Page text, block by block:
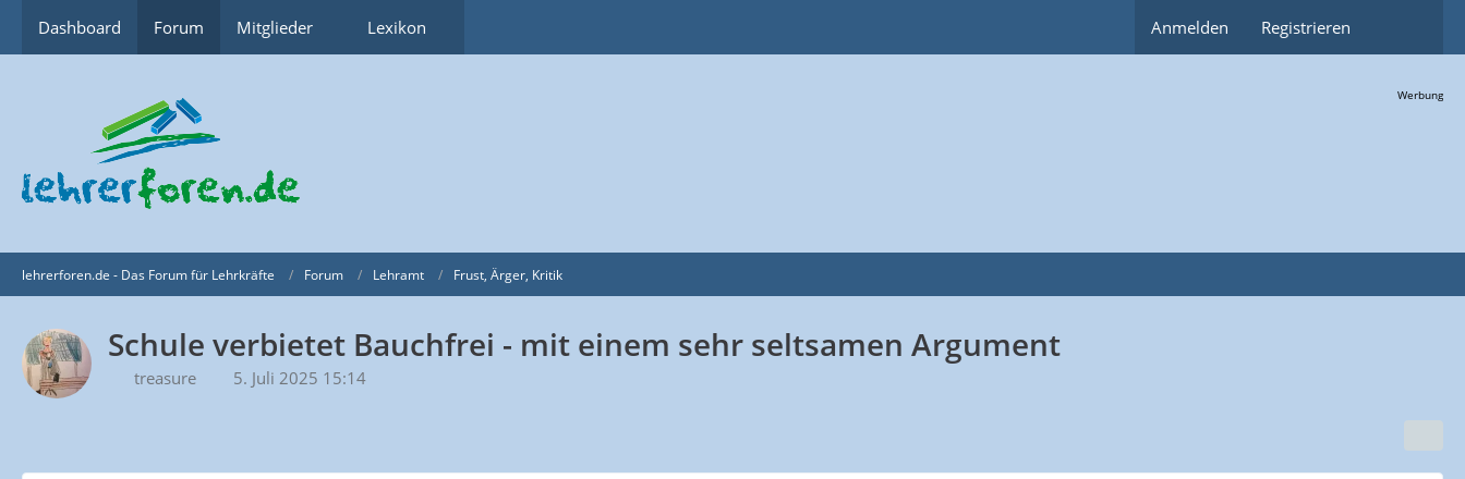
Dashboard Forum Mitglieder Lexikon Anmelden Registrieren
Werbung
lehrerforen.de - Das Forum für Lehrkräfte Forum Lehramt Frust, Ärger, Kritik
Schule verbietet Bauchfrei - mit einem sehr seltsamen Argument
treasure 5. Juli 2025 15:14